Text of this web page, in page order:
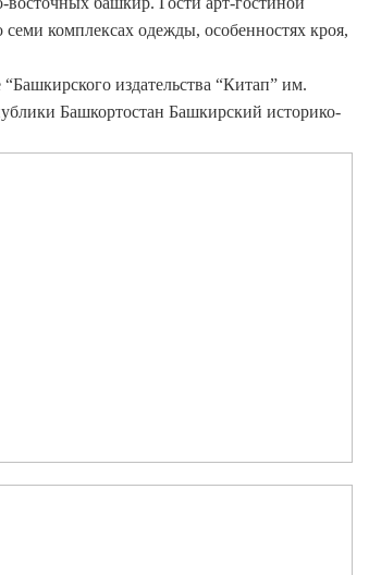
комплексах одежды, особенностях кроя,
издательства “Китап” им.
Башкортостан Башкирский историко-